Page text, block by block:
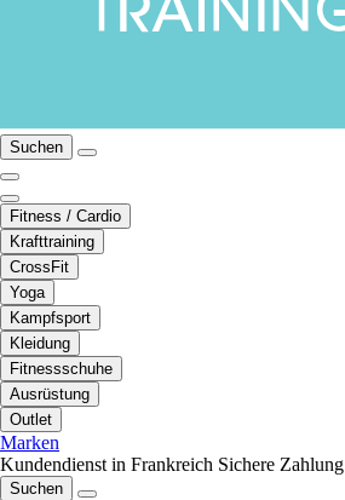
Suchen
Fitness / Cardio
Krafttraining
CrossFit
Yoga
Kampfsport
Kleidung
Fitnessschuhe
Ausrüstung
Outlet
Marken
Kundendienst in Frankreich Sichere Zahlung
Suchen